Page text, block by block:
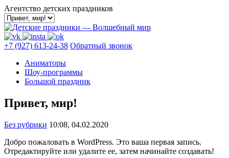
Skip
to
content
Агентство детских праздников
+7 (927) 613-24-38 Обратный звонок
Аниматоры
Шоу-программы
Большой праздник
Привет, мир!
Без рубрики 10:08, 04.02.2020
Добро пожаловать в WordPress. Это ваша первая запись.
Отредактируйте или удалите ее, затем начинайте создавать!